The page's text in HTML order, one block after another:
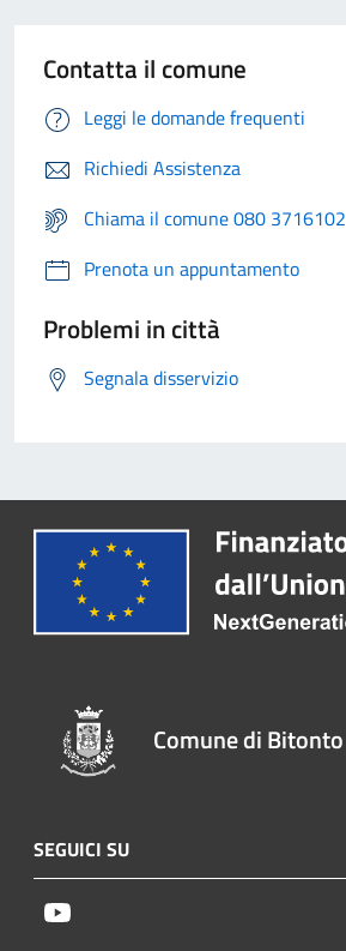
Contatta il comune
Leggi le domande frequenti
Richiedi Assistenza
Chiama il comune 080 3716102
Prenota un appuntamento
Problemi in città
Segnala disservizio
Comune di Bitonto
SEGUICI SU